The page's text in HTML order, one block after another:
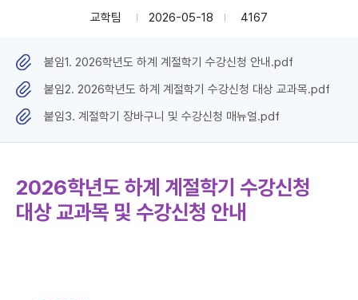
교학팀 2026-05-18 4167
붙임1. 2026학년도 하계 계절학기 수강신청 안내.pdf
붙임2. 2026학년도 하계 계절학기 수강신청 대상 교과목.pdf
붙임3. 계절학기 장바구니 및 수강신청 매뉴얼.pdf
2026학년도 하계 계절학기 수강신청
대상 교과목 및 수강신청 안내